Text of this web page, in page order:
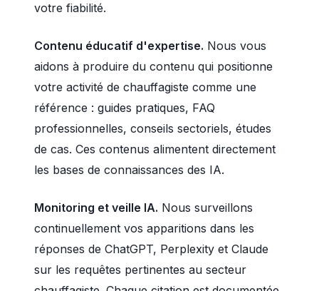
votre fiabilité.
Contenu éducatif d'expertise. Nous vous
aidons à produire du contenu qui positionne
votre activité de chauffagiste comme une
référence : guides pratiques, FAQ
professionnelles, conseils sectoriels, études
de cas. Ces contenus alimentent directement
les bases de connaissances des IA.
Monitoring et veille IA. Nous surveillons
continuellement vos apparitions dans les
réponses de ChatGPT, Perplexity et Claude
sur les requêtes pertinentes au secteur